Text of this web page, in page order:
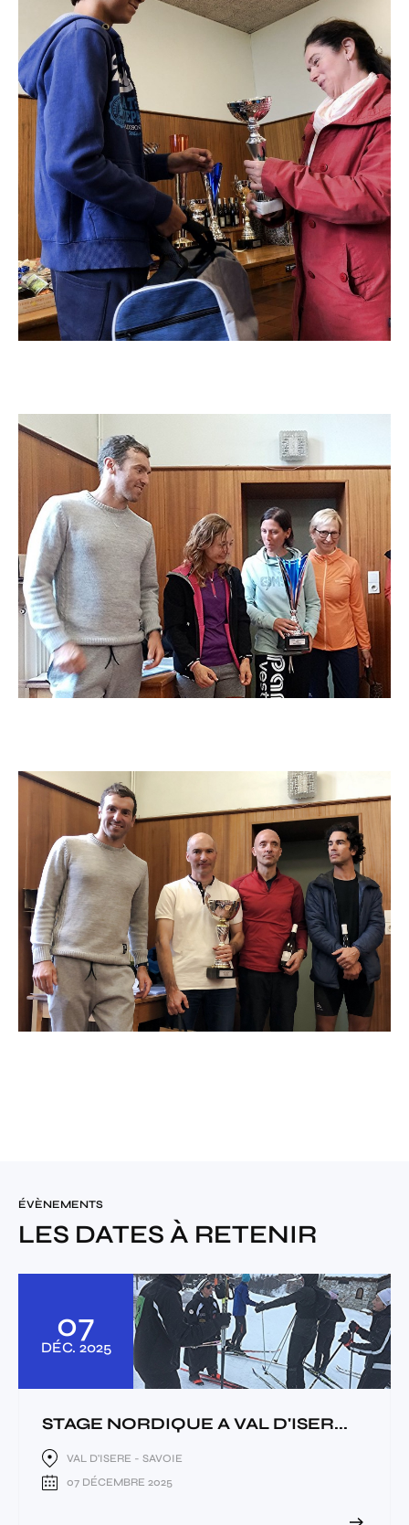
ÉVÈNEMENTS
LES DATES À RETENIR
07
DÉC. 2025
STAGE NORDIQUE A VAL D'ISER...
VAL D'ISERE - SAVOIE
07 DÉCEMBRE 2025